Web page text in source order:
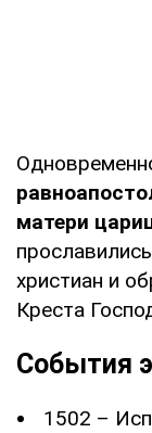
матери
христиан и
Креста
События
1502 –